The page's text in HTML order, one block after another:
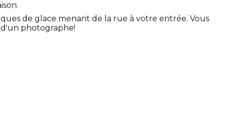
de glace menant de la rue à votre entrée. Vous
photographe!